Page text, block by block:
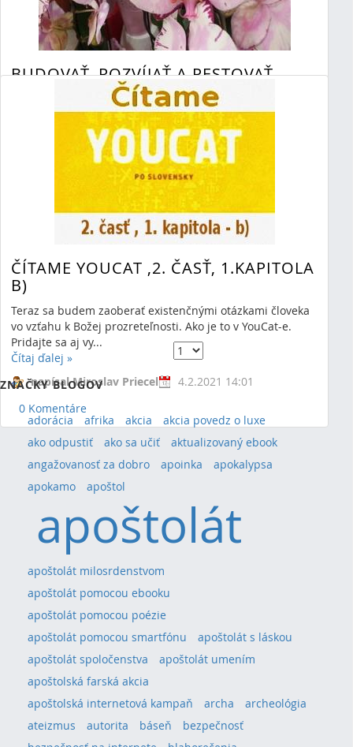
0 Komentáre
BUDOVAŤ, ROZVÍJAŤ A PESTOVAŤ
Azda každý kresťan pozná Hlavné prikázanie a druhé
hlavné prikázanie. No niekedy si človek nie je istý, že ako
ich môže plniť...
napísal Miroslav Priecel
27.2.2021 18:31
0 Komentáre
ČÍTAME YOUCAT ,2. ČASŤ, 1.KAPITOLA
B)
Teraz sa budem zaoberať existenčnými otázkami človeka
vo vzťahu k Božej prozreteľnosti. Ako je to v YouCat-e.
Pridajte sa aj vy...
Čítaj ďalej »
napísal Miroslav Priecel
4.2.2021 14:01
0 Komentáre
Ukazujem 1 - 5 z 126 výsledkov.
Položiek na stránku 5
Prvý
Predchádzajúci
ZNAČKY BLOGOV
adorácia afrika akcia
akcia povedz o luxe
ako odpustiť
ako sa učiť
aktualizovaný ebook
angažovanosť za dobro
apoinka
apokalypsa
apokamo
apoštol
apoštolát
apoštolát milosrdenstvom
apoštolát pomocou ebooku
apoštolát pomocou poézie
apoštolát pomocou smartfónu
apoštolát s láskou
apoštolát spoločenstva
apoštolát umením
apoštolská farská akcia
apoštolská internetová kampaň
archa
archeológia
ateizmus
autorita báseň
bezpečnosť